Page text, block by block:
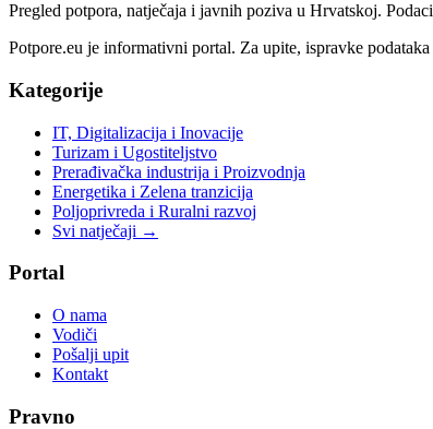
Pregled potpora, natječaja i javnih poziva u Hrvatskoj.
Potpore.eu je informativni portal. Za upite, ispravke
Kategorije
IT, Digitalizacija i Inovacije
Turizam i Ugostiteljstvo
Prerađivačka industrija i Proizvodnja
Energetika i Zelena tranzicija
Poljoprivreda i Ruralni razvoj
Svi natječaji →
Portal
O nama
Vodiči
Pošalji upit
Kontakt
Pravno